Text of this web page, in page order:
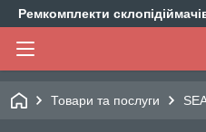
Ремкомплекти
Товари та послуги